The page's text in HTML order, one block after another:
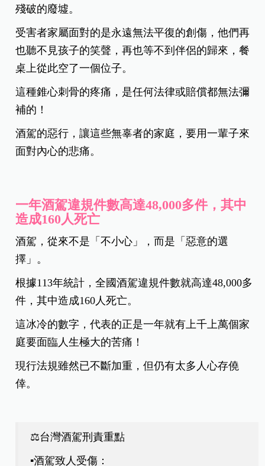
殘破的廢墟。
受害者家屬面對的是永遠無法平復的創傷，他們再
也聽不見孩子的笑聲，再也等不到伴侶的歸來，餐
桌上從此空了一個位子。
這種錐心刺骨的疼痛，是任何法律或賠償都無法彌
補的！
酒駕的惡行，讓這些無辜者的家庭，要用一輩子來
面對內心的悲痛。
一年酒駕違規件數高達48,000多件，其中
造成160人死亡
酒駕，從來不是「不小心」，而是「惡意的選
擇」。
根據113年統計，全國酒駕違規件數就高達48,000多
件，其中造成160人死亡。
這冰冷的數字，代表的正是一年就有上千上萬個家
庭要面臨人生極大的苦痛！
現行法規雖然已不斷加重，但仍有太多人心存僥
倖。
⚖️台灣酒駕刑責重點
▪️酒駕致人受傷：